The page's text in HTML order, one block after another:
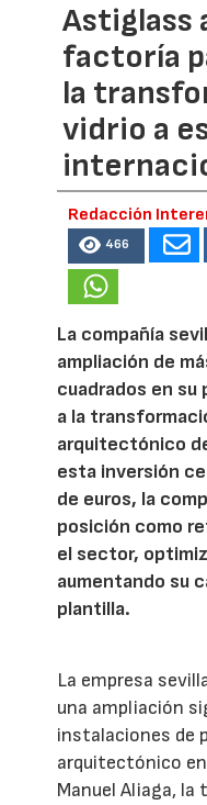
Astiglass
factoría
la
vidrio a
Redacción
466
La compañía
ampliación de
cuadrados en su
a la
arquitectónico
esta inversión
de euros, la
posición como
el sector,
aumentando su
plantilla.
La empresa
una ampliación
instalaciones de
arquitectónico
Manuel Aliaga,